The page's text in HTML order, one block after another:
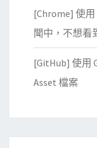
[Chrome] 使
聞中，不想看
[GitHub] 使用
Asset 檔案